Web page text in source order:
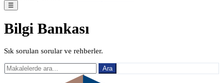
☰
Bilgi Bankası
Sık sorulan sorular ve rehberler.
Ara